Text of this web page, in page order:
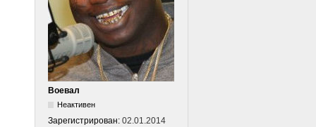
Воевал
Неактивен
Зарегистрирован: 02.01.2014